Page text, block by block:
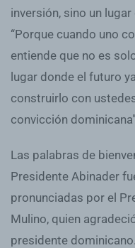
inversión, sino un
“Porque cuando uno
entiende que no es
lugar donde el futuro
construirlo con
convicción
Las palabras de
Presidente Abinader
pronunciadas por el
Mulino, quien
presidente dominicano.